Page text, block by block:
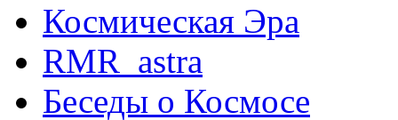
Космическая Эра
RMR_astra
Беседы о Космосе